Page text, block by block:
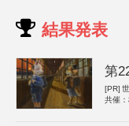
結果発表
第
[PR]
共催